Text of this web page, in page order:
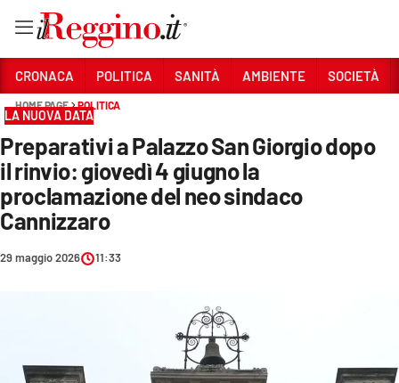
Sezioni
CRONACA
POLITICA
SANITÀ
AMBIENTE
ECONOMIA E LAVORO
CRONACA POLITICA SANITÀ AMBIENTE SOCIETÀ
HOME PAGE POLITICA
LA NUOVA DATA
Preparativi a Palazzo San Giorgio dopo
il rinvio: giovedì 4 giugno la
proclamazione del neo sindaco
Cannizzaro
29 maggio 2026 11:33